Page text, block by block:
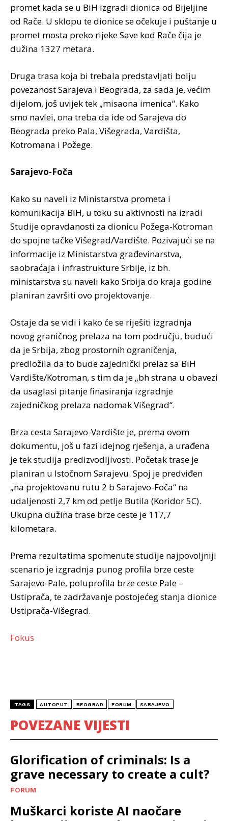
promet kada se u BiH izgradi dionica od Bijeljine
od Rače. U sklopu te dionice se očekuje i puštanje u
promet mosta preko rijeke Save kod Rače čija je
dužina 1327 metara.
Druga trasa koja bi trebala predstavljati bolju
povezanost Sarajeva i Beograda, za sada je, većim
dijelom, još uvijek tek „misaona imenica“. Kako
smo navlei, ona treba da ide od Sarajeva do
Beograda preko Pala, Višegrada, Vardišta,
Kotromana i Požege.
Sarajevo-Foča
Kako su naveli iz Ministarstva prometa i
komunikacija BIH, u toku su aktivnosti na izradi
Studije opravdanosti za dionicu Požega-Kotroman
do spojne tačke Višegrad/Vardište. Pozivajući se na
informacije iz Ministarstva građevinarstva,
saobraćaja i infrastrukture Srbije, iz bh.
ministarstva su naveli kako Srbija do kraja godine
planiran završiti ovo projektovanje.
Ostaje da se vidi i kako će se riješiti izgradnja
novog graničnog prelaza na tom području, budući
da je Srbija, zbog prostornih ograničenja,
predložila da to bude zajednički prelaz sa BiH
Vardište/Kotroman, s tim da je „bh strana u obavezi
da usaglasi pitanje finasiranja izgradnje
zajedničkog prelaza nadomak Višegrad“.
Brza cesta Sarajevo-Vardište je, prema ovom
dokumentu, još u fazi idejnog rješenja, a urađena
je tek studija predizvodljivosti. Početak trase je
planiran u Istočnom Sarajevu. Spoj je predviđen
„na projektovanu rutu 2 b Sarajevo-Foča“ na
udaljenosti 2,7 km od petlje Butila (Koridor 5C).
Ukupna dužina trase brze ceste je 117,7
kilometara.
Prema rezultatima spomenute studije najpovoljniji
scenario je izgradnja punog profila brze ceste
Sarajevo-Pale, poluprofila brze ceste Pale –
Ustiprača, te zadržavanje postojećeg stanja dionice
Ustiprača-Višegrad.
Fokus
TAGS AUTOPUT BEOGRAD FORUM SARAJEVO
POVEZANE VIJESTI
Glorification of criminals: Is a
grave necessary to create a cult?
FORUM
Muškarci koriste AI naočare